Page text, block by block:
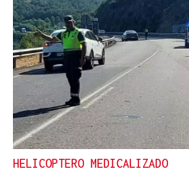
HELICOPTERO MEDICALIZADO